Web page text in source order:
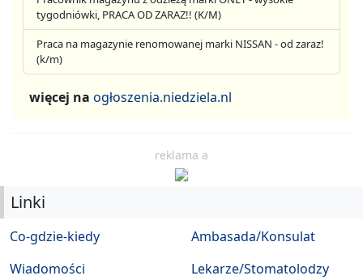
tygodniówki, PRACA OD ZARAZ!! (K/M)
Praca na magazynie renomowanej marki NISSAN - od zaraz!
(k/m)
więcej na ogłoszenia.niedziela.nl
reklama a
Linki
Co-gdzie-kiedy
Wiadomości
Ambasada/Konsulat
Lekarze/Stomatolodzy